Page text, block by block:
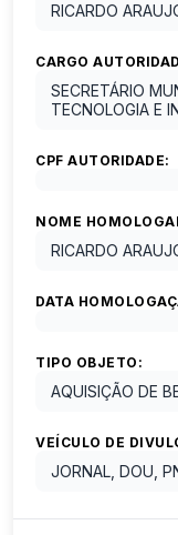
RICARDO
CARGO
SECRETÁRIO
TECNOLOGIA E
CPF AUTORIDADE:
NOME
RICARDO
DATA
TIPO OBJETO:
AQUISIÇÃO DE
VEÍCULO DE
JORNAL, DOU,